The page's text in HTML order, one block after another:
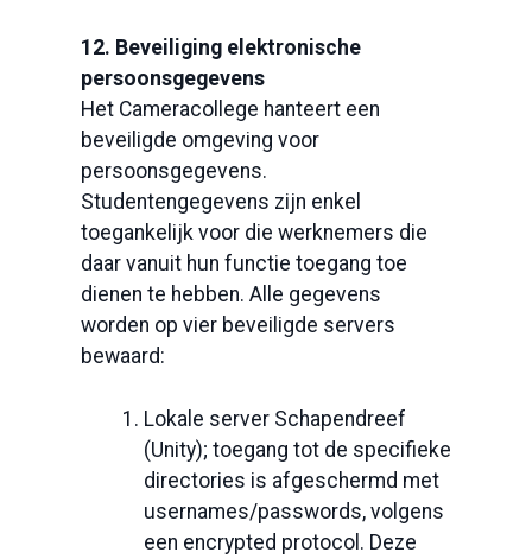
12. Beveiliging elektronische
persoonsgegevens
Het Cameracollege hanteert een
beveiligde omgeving voor
persoonsgegevens.
Studentengegevens zijn enkel
toegankelijk voor die werknemers die
daar vanuit hun functie toegang toe
dienen te hebben. Alle gegevens
worden op vier beveiligde servers
bewaard:
Lokale server Schapendreef
(Unity); toegang tot de specifieke
directories is afgeschermd met
usernames/passwords, volgens
een encrypted protocol. Deze